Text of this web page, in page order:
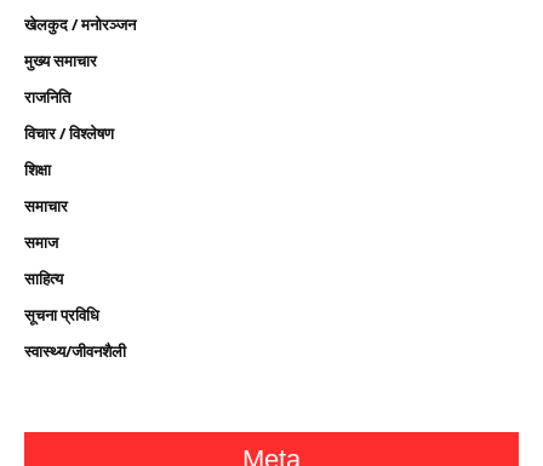
खेलकुद / मनोरञ्जन
मुख्य समाचार
राजनिति
विचार / विश्लेषण
शिक्षा
समाचार
समाज
साहित्य
सूचना प्रविधि
स्वास्थ्य/जीवनशैली
Meta